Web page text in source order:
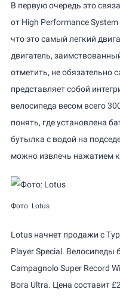
В первую очередь это
от High Performance System
что это самый легкий
двигатель,
отметить, не обязательно
представляет собой
велосипеда весом всего
понять, где установлена
бутылка с водой на
можно извлечь нажатием
Фото: Lotus
Lotus начнет продажи с
Player Special. Велосипеды
Campagnolo Super Record
Bora Ultra. Цена составит